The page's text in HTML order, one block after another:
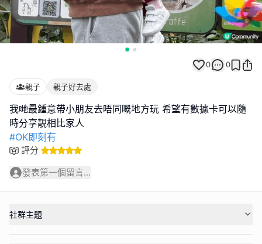
0 0
親子 親子好去處
我哋最鍾意帶小朋友去唔同嘅地方玩 希望有數據卡可以隨
#OK即刻有
評分
發表第一個留言...
社群主題